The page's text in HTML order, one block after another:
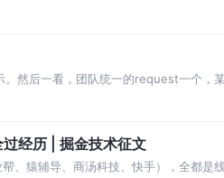
？div闪了一下？“啪！”，我靠，删不掉
然后一看，团队统一的request一个，
一个人写了一个预处理参数的... 本人多
一年半经验前端社招7家大厂&独角兽全过经历 | 掘金技术征文
、猿辅导、商汤科技、快手），全都是